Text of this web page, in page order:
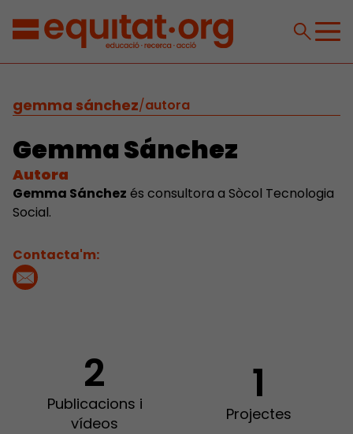
gemma sánchez/autora
Gemma Sánchez
Autora
Gemma Sánchez és consultora a Sòcol Tecnologia
Social.
Contacta'm:
2
Publicacions i
vídeos
1
Projectes